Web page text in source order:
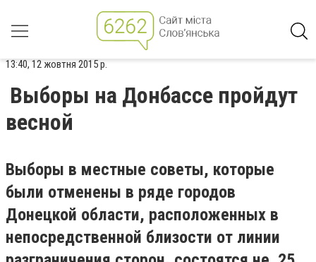
13:40, 12 жовтня 2015 р.
Выборы на Донбассе пройдут
весной
Выборы в местные советы, которые
были отменены в ряде городов
Донецкой области, расположенных в
непосредственной близости от линии